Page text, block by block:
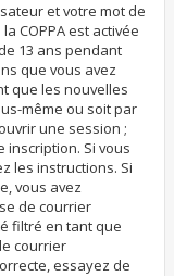
et votre mot de
COPPA est activée
13 ans pendant
que vous avez
que les nouvelles
même ou soit par
une session ;
Si vous
les instructions. Si
vous avez
de courrier
filtré en tant que
courrier
essayez de